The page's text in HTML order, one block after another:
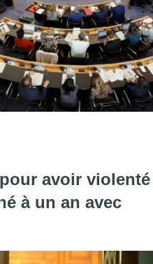
"Une commission a eu
avoir violenté
à un an avec